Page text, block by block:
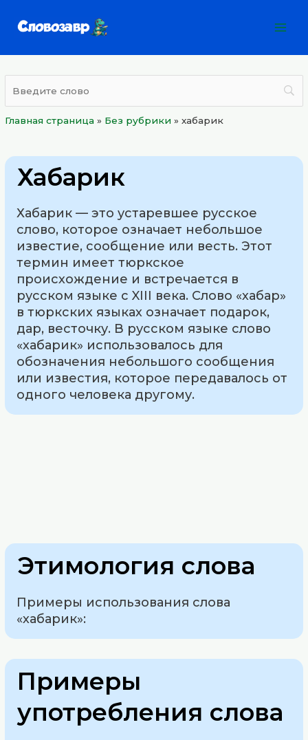
Главная страница » Без рубрики »хабарик
Хабарик
Хабарик — это устаревшее русское
слово, которое означает небольшое
известие, сообщение или весть. Этот
термин имеет тюркское
происхождение и встречается в
русском языке с XIII века. Слово «хабар»
в тюркских языках означает подарок,
дар, весточку. В русском языке слово
«хабарик» использовалось для
обозначения небольшого сообщения
или известия, которое передавалось от
одного человека другому.
Этимология слова
Примеры использования слова
«хабарик»:
Примеры
употребления слова